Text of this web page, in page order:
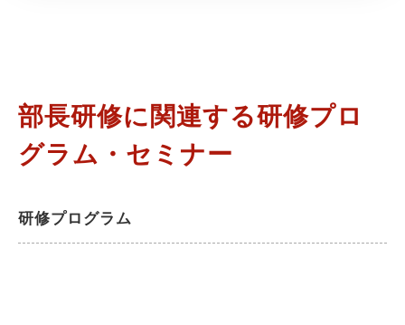
部長研修に関連する研修プロ
グラム・セミナー
研修プログラム